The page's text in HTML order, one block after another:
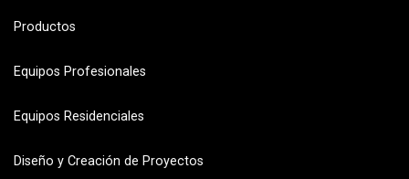
Productos
Equipos Profesionales
Equipos Residenciales
Diseño y Creación de Proyectos